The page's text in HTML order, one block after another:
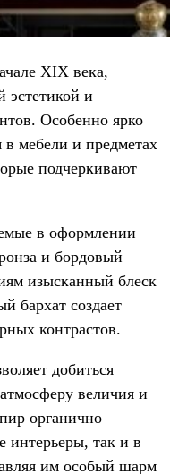
XIX века,
эстетикой и
Особенно ярко
в мебели и предметах
подчеркивают
в оформлении
и бордовый
изысканный блеск
бархат создает
контрастов.
добиться
величия и
органично
интерьеры, так и в
им особый шарм